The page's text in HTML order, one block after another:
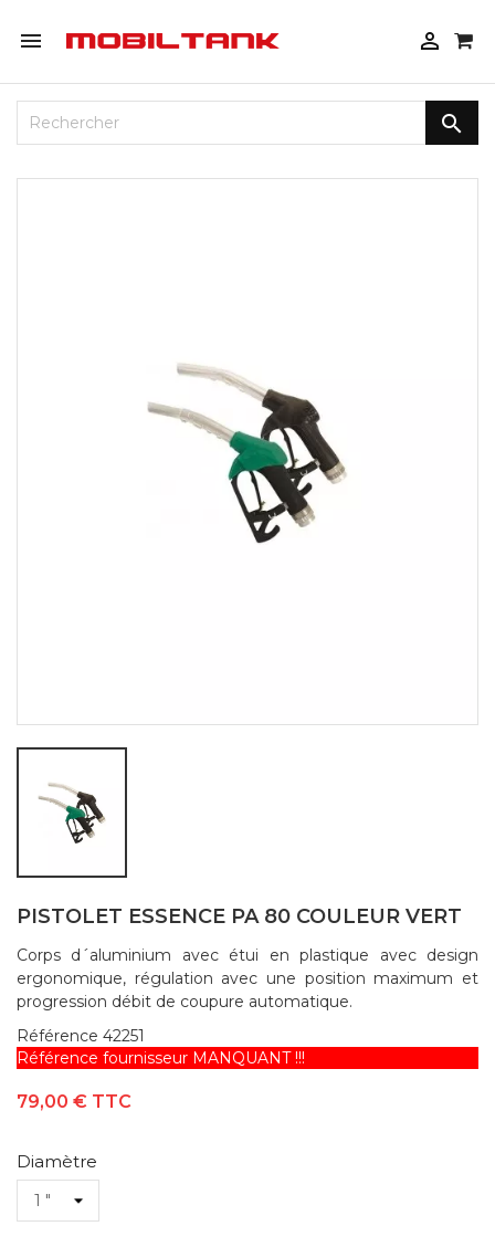
 

PISTOLET ESSENCE PA 80 COULEUR VERT
Corps d´aluminium avec étui en plastique avec design
ergonomique, régulation avec une position maximum et
progression débit de coupure automatique.
Référence 42251
Référence fournisseur MANQUANT !!!
79,00 € TTC
Diamètre